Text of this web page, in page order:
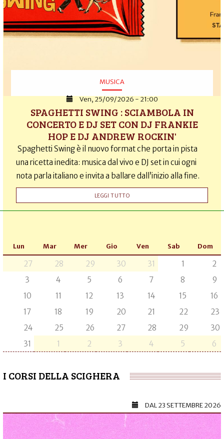
MUSICA
Ven, 25/09/2026 - 21:00
SPAGHETTI SWING : SCIAMBOLA IN
CONCERTO E DJ SET CON DJ FRANKIE
HOP E DJ ANDREW ROCKIN'
Spaghetti Swing è il nuovo format che porta in pista
una ricetta inedita: musica dal vivo e DJ set in cui ogni
nota parla italiano e invita a ballare dall’inizio alla fine.
LEGGI TUTTO
Lun Mar Mer Gio Ven Sab Dom
27 28 29 30 31 1
2
3
4 5 6 7 8
9
10
11 12 13 14 15
16
17
18 19 20 21 22
23
24
25 26 27 28 29
30
31
1 2 3 4 5 6
I CORSI DELLA SCIGHERA
DAL23 SETTEMBRE 2026